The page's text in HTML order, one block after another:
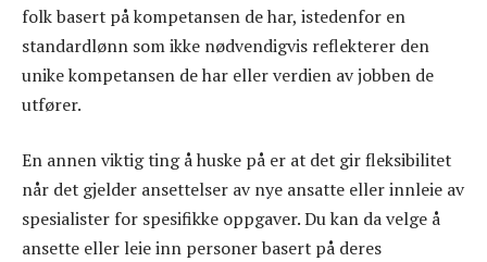
folk basert på kompetansen de har, istedenfor en
standardlønn som ikke nødvendigvis reflekterer den
unike kompetansen de har eller verdien av jobben de
utfører.
En annen viktig ting å huske på er at det gir fleksibilitet
når det gjelder ansettelser av nye ansatte eller innleie av
spesialister for spesifikke oppgaver. Du kan da velge å
ansette eller leie inn personer basert på deres